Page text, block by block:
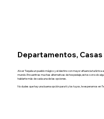
Departamentos, Casas
Al ser Tequila un pueblo mágico y el destino con mayor afluencia turística
mundo. Encuentras muchas alternativas de hospedaje, estos son solo
hablarte más de cada una de las opciones.
No dudes que hay una buena opción para ti y los tuyos, te esperamos en